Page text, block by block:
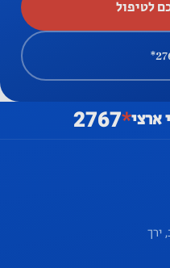
לטיפול
ארצי*
2767
ירך